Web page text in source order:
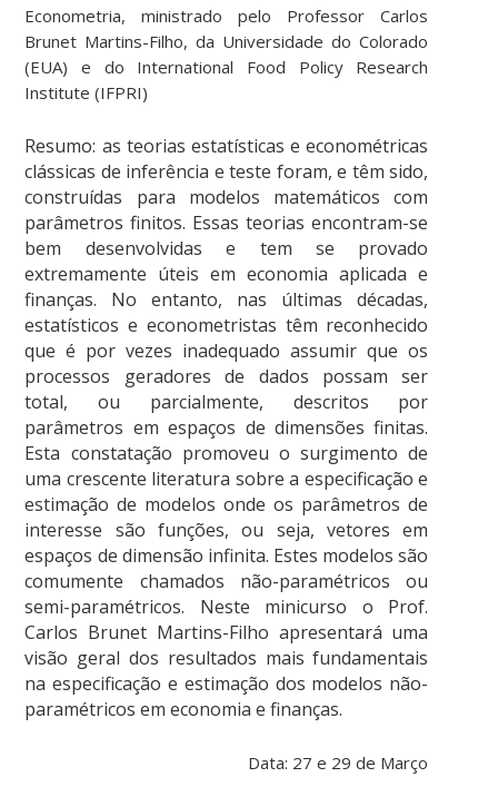
Econometria, ministrado pelo Professor Carlos
Brunet Martins-Filho, da Universidade do Colorado
(EUA) e do International Food Policy Research
Institute (IFPRI)
Resumo: as teorias estatísticas e econométricas
clássicas de inferência e teste foram, e têm sido,
construídas para modelos matemáticos com
parâmetros finitos. Essas teorias encontram-se
bem desenvolvidas e tem se provado
extremamente úteis em economia aplicada e
finanças. No entanto, nas últimas décadas,
estatísticos e econometristas têm reconhecido
que é por vezes inadequado assumir que os
processos geradores de dados possam ser
total, ou parcialmente, descritos por
parâmetros em espaços de dimensões finitas.
Esta constatação promoveu o surgimento de
uma crescente literatura sobre a especificação e
estimação de modelos onde os parâmetros de
interesse são funções, ou seja, vetores em
espaços de dimensão infinita. Estes modelos são
comumente chamados não-paramétricos ou
semi-paramétricos. Neste minicurso o Prof.
Carlos Brunet Martins-Filho apresentará uma
visão geral dos resultados mais fundamentais
na especificação e estimação dos modelos não-
paramétricos em economia e finanças.
Data: 27 e 29 de Março